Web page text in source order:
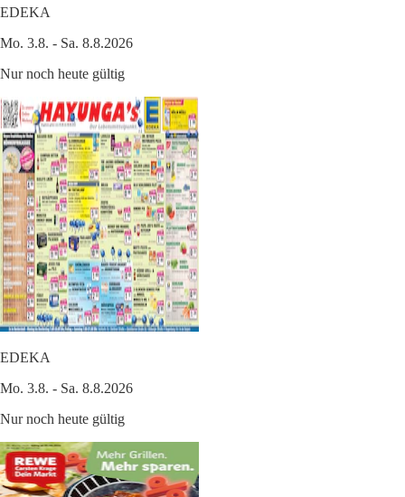
EDEKA
Mo. 3.8. - Sa. 8.8.2026
Nur noch heute gültig
EDEKA
Mo. 3.8. - Sa. 8.8.2026
Nur noch heute gültig